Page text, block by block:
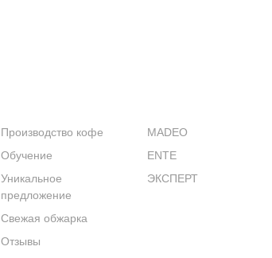
Производство кофе
Обучение
Уникальное
предложение
Свежая обжарка
Отзывы
MADEO
ENTE
ЭКСПЕРТ